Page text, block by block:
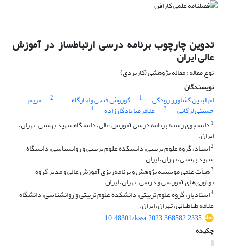
تدوین چارچوب برنامه درسی ارتباط‌ساز در آموزش
عالی ایران
نوع مقاله : مقاله پژوهشی (کاربردی)
نویسندگان
ام البنین کشاورز رودکی
1 کوروش فتحی واجارگاه 2 مریم
حسینی لرگانی 3 غلامرضا یادگارزاده
4
1 دانشجوی رشته برنامه درسی آموزش عالی، دانشگاه شهید بهشتی، تهران،
ایران.
2استاد، گروه علوم تربیتی، دانشکده علوم تربیتی و روانشناسی، دانشگاه
شهید بهشتی، تهران، ایران.
3هیأت علمی موسسه پژوهش و برنامه‌ریزی آموزش عالی و مدیر گروه
نوآوری‌های آموزشی و درسی، تهران، ایران.
4استادیار، گروه علوم تربیتی، دانشکده علوم تربیتی و روانشناسی، دانشگاه
علامه طباطبائی، تهران، ایران.
10.48301/kssa.2023.368582.2335
چکیده